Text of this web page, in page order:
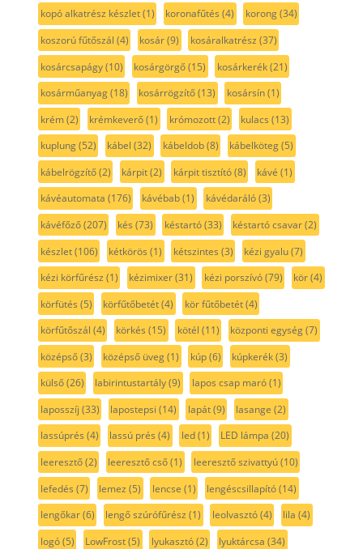
kopó alkatrész készlet(1) koronafűtés (4) korong(34)
koszorú fűtőszál (4) kosár(9) kosáralkatrész (37)
kosárcsapágy(10) kosárgörgő(15) kosárkerék(21)
kosárműanyag(18) kosárrögzítő(13) kosársín(1)
krém(2) krémkeverő(1) krómozott(2) kulacs (13)
kuplung(52) kábel (32) kábeldob(8) kábelköteg(5)
kábelrögzítő(2) kárpit(2) kárpit tisztító(8) kávé (1)
kávéautomata (176) kávébab(1) kávédaráló(3)
kávéfőző(207) kés (73) késtartó(33) késtartó csavar(2)
készlet(106) kétkörös (1) kétszintes (3) kézi gyalu(7)
kézi körfűrész (1) kézimixer(31) kézi porszívó(79) kör(4)
körfütés (5) körfűtőbetét(4) kör fűtőbetét(4)
körfűtőszál (4) körkés (15) kötél (11) központi egység(7)
középső(3) középső üveg(1) kúp(6) kúpkerék(3)
külső(26) labirintustartály(9) lapos csap maró(1)
laposszíj (33) lapostepsi (14) lapát(9) lasange (2)
lassúprés (4) lassú prés (4) led(1) LED lámpa (20)
leeresztő(2) leeresztő cső(1) leeresztő szivattyú(10)
lefedés (7) lemez (5) lencse (1) lengéscsillapító(14)
lengőkar(6) lengő szúrófűrész (1) leolvasztó(4) lila (4)
logó(5) LowFrost(5) lyukasztó(2) lyuktárcsa (34)